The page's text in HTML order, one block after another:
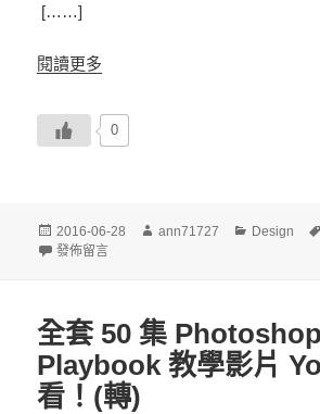
[……]
閱讀更多
0
發
佈
2016-06-28
作
ann71727
分
Design
在〈Photoshop cc 2015 強大功能，一鍵改變
發佈留言
全套 50 集 Photoshop
Playbook 教學影片
看！(轉)